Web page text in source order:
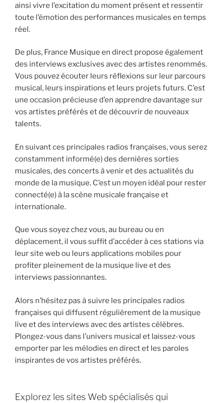
ainsi vivre l’excitation du moment présent et ressentir
toute l’émotion des performances musicales en temps
réel.
De plus, France Musique en direct propose également
des interviews exclusives avec des artistes renommés.
Vous pouvez écouter leurs réflexions sur leur parcours
musical, leurs inspirations et leurs projets futurs. C’est
une occasion précieuse d’en apprendre davantage sur
vos artistes préférés et de découvrir de nouveaux
talents.
En suivant ces principales radios françaises, vous serez
constamment informé(e) des dernières sorties
musicales, des concerts à venir et des actualités du
monde de la musique. C’est un moyen idéal pour rester
connecté(e) à la scène musicale française et
internationale.
Que vous soyez chez vous, au bureau ou en
déplacement, il vous suffit d’accéder à ces stations via
leur site web ou leurs applications mobiles pour
profiter pleinement de la musique live et des
interviews passionnantes.
Alors n’hésitez pas à suivre les principales radios
françaises qui diffusent régulièrement de la musique
live et des interviews avec des artistes célèbres.
Plongez-vous dans l’univers musical et laissez-vous
emporter par les mélodies en direct et les paroles
inspirantes de vos artistes préférés.
Explorez les sites Web spécialisés qui